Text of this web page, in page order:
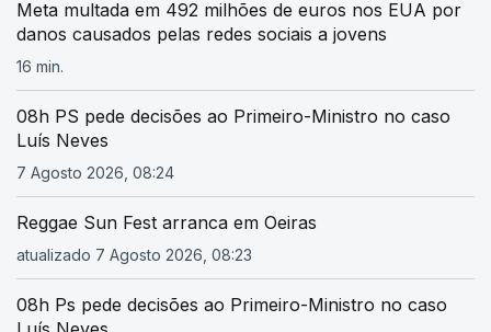
Meta multada em 492 milhões de euros nos EUA por
danos causados pelas redes sociais a jovens
16 min.
08h PS pede decisões ao Primeiro-Ministro no caso
Luís Neves
7 Agosto 2026, 08:24
Reggae Sun Fest arranca em Oeiras
atualizado 7 Agosto 2026, 08:23
08h Ps pede decisões ao Primeiro-Ministro no caso